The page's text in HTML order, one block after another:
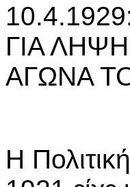
ΓΙΑ
ΑΓΩΝΑ
Η